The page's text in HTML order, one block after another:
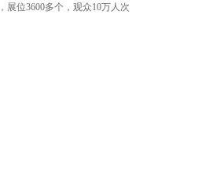
展位3600多个，观众10万人次